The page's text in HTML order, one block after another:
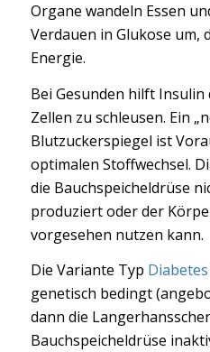
Organe wandeln Essen
Verdauen in Glukose um,
Energie.
Bei Gesunden hilft Insulin
Zellen zu schleusen. Ein
Blutzuckerspiegel ist
optimalen Stoffwechsel.
die Bauchspeicheldrüse
produziert oder der
vorgesehen nutzen kann.
Die Variante Typ Diabetes
genetisch bedingt
dann die
Bauchspeicheldrüse